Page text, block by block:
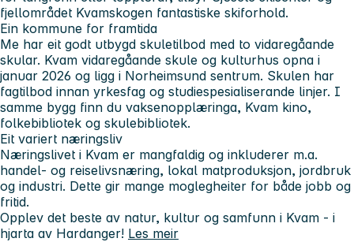
fjellområdet Kvamskogen fantastiske skiforhold.
Ein kommune for framtida
Me har eit godt utbygd skuletilbod med to vidaregåande
skular. Kvam vidaregåande skule og kulturhus opna i
januar 2026 og ligg i Norheimsund sentrum. Skulen har
fagtilbod innan yrkesfag og studiespesialiserande linjer. I
samme bygg finn du vaksenopplæringa, Kvam kino,
folkebibliotek og skulebibliotek.
Eit variert næringsliv
Næringslivet i Kvam er mangfaldig og inkluderer m.a.
handel- og reiselivsnæring, lokal matproduksjon, jordbruk
og industri. Dette gir mange moglegheiter for både jobb og
fritid.
Opplev det beste av natur, kultur og samfunn i Kvam - i
hjarta av Hardanger! Les meir